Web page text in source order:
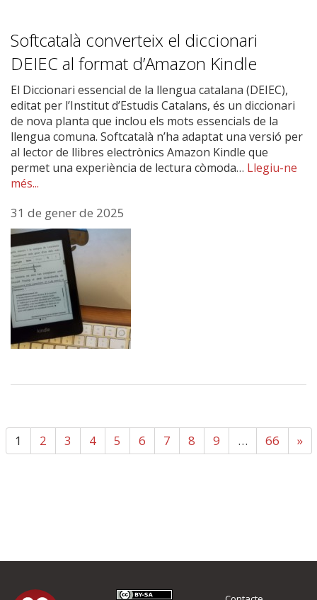
Softcatalà converteix el diccionari
DEIEC al format d’Amazon Kindle
El Diccionari essencial de la llengua catalana (DEIEC),
editat per l’Institut d’Estudis Catalans, és un diccionari
de nova planta que inclou els mots essencials de la
llengua comuna. Softcatalà n’ha adaptat una versió per
al lector de llibres electrònics Amazon Kindle que
permet una experiència de lectura còmoda… Llegiu-ne
més...
31 de gener de 2025
1 2 3 4 5 6 7 8 9 … 66 »